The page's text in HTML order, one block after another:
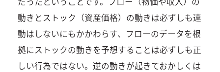
動きとストック（資産価格）の動きは必ずしも連
動はしないにもかかわらす、フローのデータを根
拠にストックの動きを予想することは必ずしも正
しい行為ではない。逆の動きが起きておかしくは